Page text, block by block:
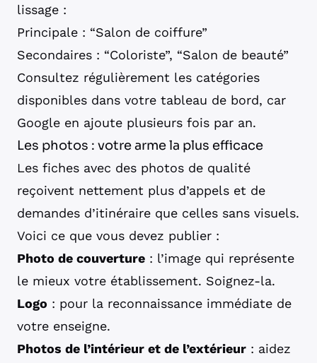
lissage :
Principale : “Salon de coiffure”
Secondaires : “Coloriste”, “Salon de beauté”
Consultez régulièrement les catégories
disponibles dans votre tableau de bord, car
Google en ajoute plusieurs fois par an.
Les photos : votre arme la plus efficace
Les fiches avec des photos de qualité
reçoivent nettement plus d’appels et de
demandes d’itinéraire que celles sans visuels.
Voici ce que vous devez publier :
Photo de couverture : l’image qui représente
le mieux votre établissement. Soignez-la.
Logo : pour la reconnaissance immédiate de
votre enseigne.
Photos de l’intérieur et de l’extérieur : aidez